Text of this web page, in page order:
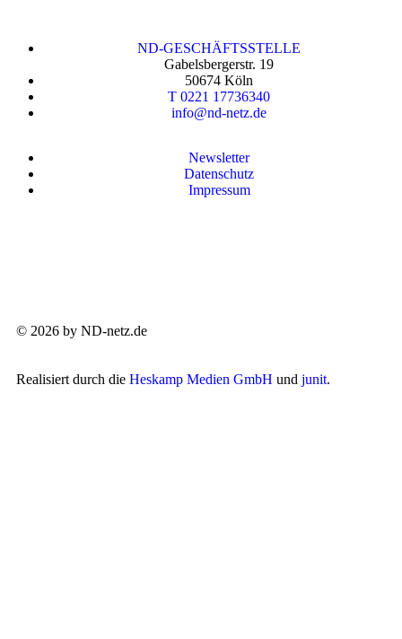
ND-GESCHÄFTSSTELLE
Gabelsbergerstr. 19
50674 Köln
T 0221 17736340
info@nd-netz.de
Newsletter
Datenschutz
Impressum
© 2026 by ND-netz.de
Realisiert durch die Heskamp Medien GmbH und junit.